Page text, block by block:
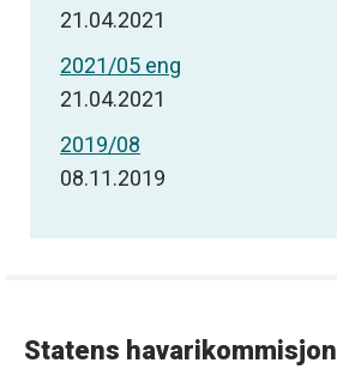
21.04.2021
2021/05 eng
21.04.2021
2019/08
08.11.2019
Statens havarikommisjon